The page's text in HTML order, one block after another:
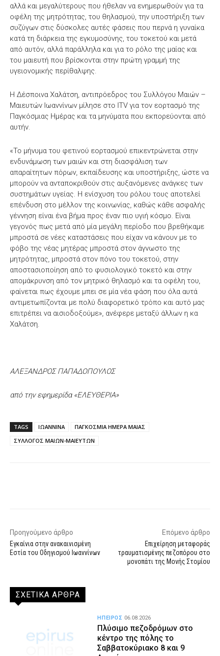
αλλά και μεγαλύτερους που ήθελαν να ενημερωθούν για τα
οφέλη της μητρότητας, του θηλασμού, την υποστήριξη των
συζύγων στις δύσκολες αυτές φάσεις που περνά η γυναίκα
κατά τη διάρκεια της εγκυμοσύνης, του τοκετού και μετά
από αυτόν, αλλά παράλληλα και για το ρόλο της μαίας και
του μαιευτή που βρίσκονται στην πρώτη γραμμή της
υγειονομικής περίθαλψης.
Η Δέσποινα Χαλάτση, αντιπρόεδρος του Συλλόγου Μαιών –
Μαιευτών Ιωαννίνων μίλησε στο ITV για τον εορτασμό της
Παγκόσμιας Ημέρας και τα μηνύματα που εκπορεύονται από
αυτήν.
«Το μήνυμα του φετινού εορτασμού επικεντρώνεται στην
ενδυνάμωση των μαιών και στη διασφάλιση των
απαραίτητων πόρων, εκπαίδευσης και υποστήριξης, ώστε να
μπορούν να ανταποκριθούν στις αυξανόμενες ανάγκες των
συστημάτων υγείας. Η ενίσχυση του ρόλου τους αποτελεί
επένδυση στο μέλλον της κοινωνίας, καθώς κάθε ασφαλής
γέννηση είναι ένα βήμα προς έναν πιο υγιή κόσμο. Είναι
γεγονός πως μετά από μία μεγάλη περίοδο που βρεθήκαμε
μπροστά σε νέες καταστάσεις που είχαν να κάνουν με το
φόβο της νέας μητέρας μπροστά στον άγνωστο της
μητρότητας, μπροστά στον πόνο του τοκετού, στην
αποστασιοποίηση από το φυσιολογικό τοκετό και στην
απομάκρυνση από τον μητρικό θηλασμό και τα οφέλη του,
φαίνεται πως έχουμε μπει σε μία νέα φάση που όλα αυτά
αντιμετωπίζονται με πολύ διαφορετικό τρόπο και αυτό μας
επιτρέπει να αισιοδοξούμε», ανέφερε μεταξύ άλλων η κα
Χαλάτση.
ΑΛΕΞΑΝΔΡΟΣ ΠΑΠΑΔΟΠΟΥΛΟΣ
από την εφημερίδα «ΕΛΕΥΘΕΡΙΑ»
TAGS ΙΩΑΝΝΙΝΑ
ΠΑΓΚΟΣΜΙΑ ΗΜΕΡΑ ΜΑΙΑΣ
ΣΥΛΛΟΓΟΣ ΜΑΙΩΝ-ΜΑΙΕΥΤΩΝ
Προηγούμενο άρθρο
Εγκαίνια στην ανακαινισμένη
Εστία του Οδηγισμού Ιωαννίνων
Επόμενο άρθρο
Επιχείρηση μεταφοράς
τραυματισμένης πεζοπόρου στο
μονοπάτι της Μονής Στομίου
ΣΧΕΤΙΚΑ ΑΡΘΡΑ
Πλύσιμο πεζοδρόμων στο
κέντρο της πόλης το
Σαββατοκύριακο 8 και 9
ΗΠΕΙΡΟΣ 06.08.2026